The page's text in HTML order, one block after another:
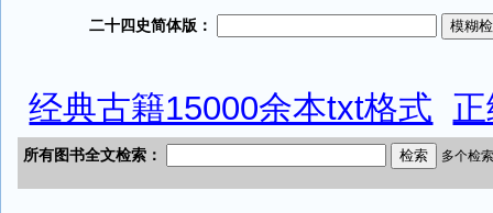
经典古籍15000余本txt格式